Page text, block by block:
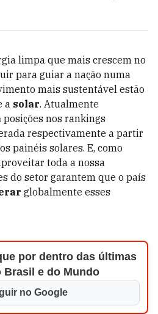
limpa que mais crescem no
para guiar a nação numa
mais sustentável estão
a solar. Atualmente
posições nos rankings
respectivamente a partir
painéis solares. E, como
toda a nossa
do setor garantem que o país
globalmente esses
por dentro das últimas
Brasil e do Mundo
no Google